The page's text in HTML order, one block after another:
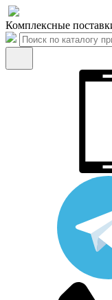
Комплексные